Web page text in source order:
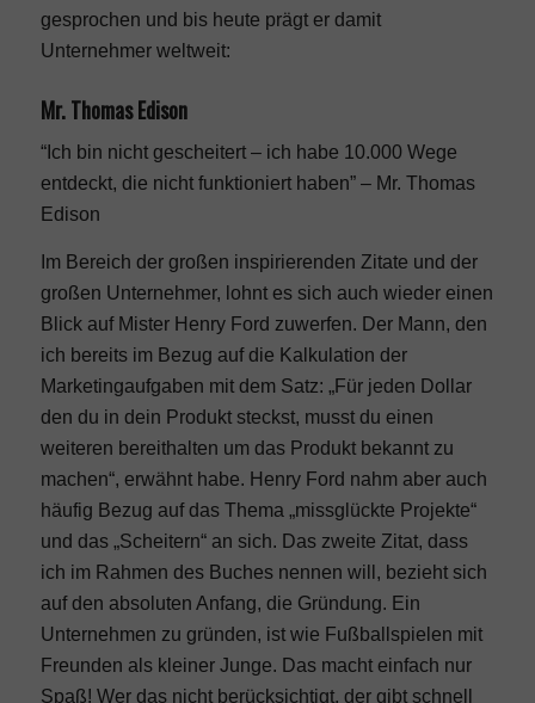
gesprochen und bis heute prägt er damit
Unternehmer weltweit:
Mr. Thomas Edison
“Ich bin nicht gescheitert – ich habe 10.000 Wege
entdeckt, die nicht funktioniert haben” – Mr. Thomas
Edison
Im Bereich der großen inspirierenden Zitate und der
großen Unternehmer, lohnt es sich auch wieder einen
Blick auf Mister Henry Ford zuwerfen. Der Mann, den
ich bereits im Bezug auf die Kalkulation der
Marketingaufgaben mit dem Satz: „Für jeden Dollar
den du in dein Produkt steckst, musst du einen
weiteren bereithalten um das Produkt bekannt zu
machen“, erwähnt habe. Henry Ford nahm aber auch
häufig Bezug auf das Thema „missglückte Projekte“
und das „Scheitern“ an sich. Das zweite Zitat, dass
ich im Rahmen des Buches nennen will, bezieht sich
auf den absoluten Anfang, die Gründung. Ein
Unternehmen zu gründen, ist wie Fußballspielen mit
Freunden als kleiner Junge. Das macht einfach nur
Spaß! Wer das nicht berücksichtigt, der gibt schnell